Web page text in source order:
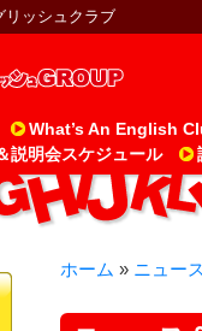
リッシュクラブ
What’s An English
説明会スケジュール
ホーム » ニュー